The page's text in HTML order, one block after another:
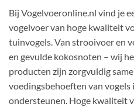
Bij Vogelvoeronline.nl vind je
vogelvoer van hoge kwaliteit
tuinvogels. Van strooivoer en
en gevulde kokosnoten – wij
producten zijn zorgvuldig
voedingsbehoeften van vogels
ondersteunen. Hoge kwaliteit